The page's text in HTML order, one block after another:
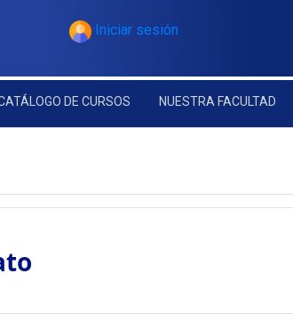
Iniciar sesión
DE CURSOS NUESTRA FACULTAD